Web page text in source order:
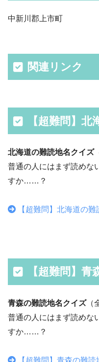
中新川郡上市町
関連リンク
【超難問】
北海道の難読地名クイズ
普通の人にはまず読めな
すか……？
【超難問】北海道の
【超難問】
青森の難読地名クイズ（
普通の人にはまず読めな
すか……？
【超難問】青森の難